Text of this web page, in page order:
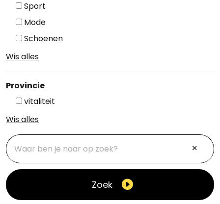
Sport
Mode
Schoenen
Wis alles
Provincie
vitaliteit
Wis alles
Zoek